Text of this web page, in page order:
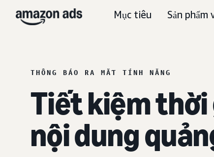
Mục tiêu Sản phẩm
THÔNG BÁO RA MẮT TÍNH NĂNG
Tiết kiệm thời
nội dung